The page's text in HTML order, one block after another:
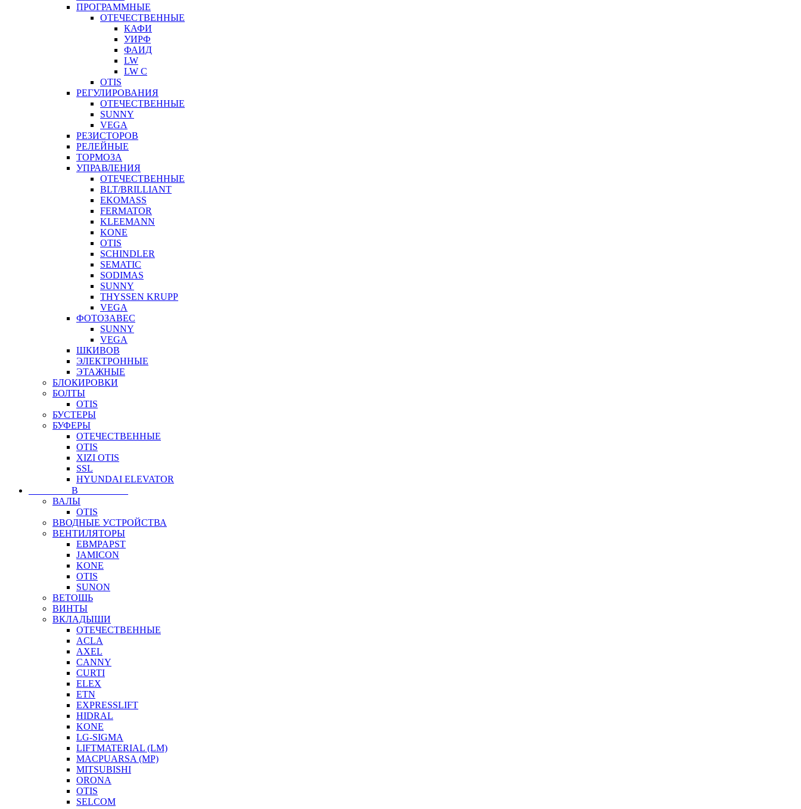
ПРОГРАММНЫЕ
ОТЕЧЕСТВЕННЫЕ
КАФИ
УИРФ
ФАИД
LW
LW C
OTIS
РЕГУЛИРОВАНИЯ
ОТЕЧЕСТВЕННЫЕ
SUNNY
VEGA
РЕЗИСТОРОВ
РЕЛЕЙНЫЕ
ТОРМОЗА
УПРАВЛЕНИЯ
ОТЕЧЕСТВЕННЫЕ
BLT/BRILLIANT
EKOMASS
FERMATOR
KLEEMANN
KONE
OTIS
SCHINDLER
SEMATIC
SODIMAS
SUNNY
THYSSEN KRUPP
VEGA
ФОТОЗАВЕС
SUNNY
VEGA
ШКИВОВ
ЭЛЕКТРОННЫЕ
ЭТАЖНЫЕ
БЛОКИРОВКИ
БОЛТЫ
OTIS
БУСТЕРЫ
БУФЕРЫ
ОТЕЧЕСТВЕННЫЕ
OTIS
XIZI OTIS
SSL
HYUNDAI ELEVATOR
⠀⠀⠀⠀⠀⠀В⠀⠀⠀⠀⠀⠀⠀
ВАЛЫ
OTIS
ВВОДНЫЕ УСТРОЙСТВА
ВЕНТИЛЯТОРЫ
EBMPAPST
JAMICON
KONE
OTIS
SUNON
ВЕТОШЬ
ВИНТЫ
ВКЛАДЫШИ
ОТЕЧЕСТВЕННЫЕ
ACLA
AXEL
CANNY
CURTI
ELEX
ETN
EXPRESSLIFT
HIDRAL
KONE
LG-SIGMA
LIFTMATERIAL (LM)
MACPUARSA (MP)
MITSUBISHI
ORONA
OTIS
SELCOM